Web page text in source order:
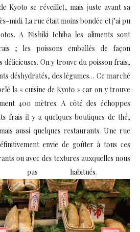
Kyoto se réveille), mais juste avant sa
midi. La rue était moins bondée et j’ai pu
A Nishiki Ichiba les aliments sont
; les poissons emballés de façon
délicieuses. On y trouve du poisson frais,
déshydratés, des légumes… Ce marché
la « cuisine de Kyoto » car on y trouve
400 mètres. A côté des échoppes
frais il y a quelques boutiques de thé,
aussi quelques restaurants. Une rue
envie de goûter à tous ces
ou avec des textures auxquelles nous
pas habitués.